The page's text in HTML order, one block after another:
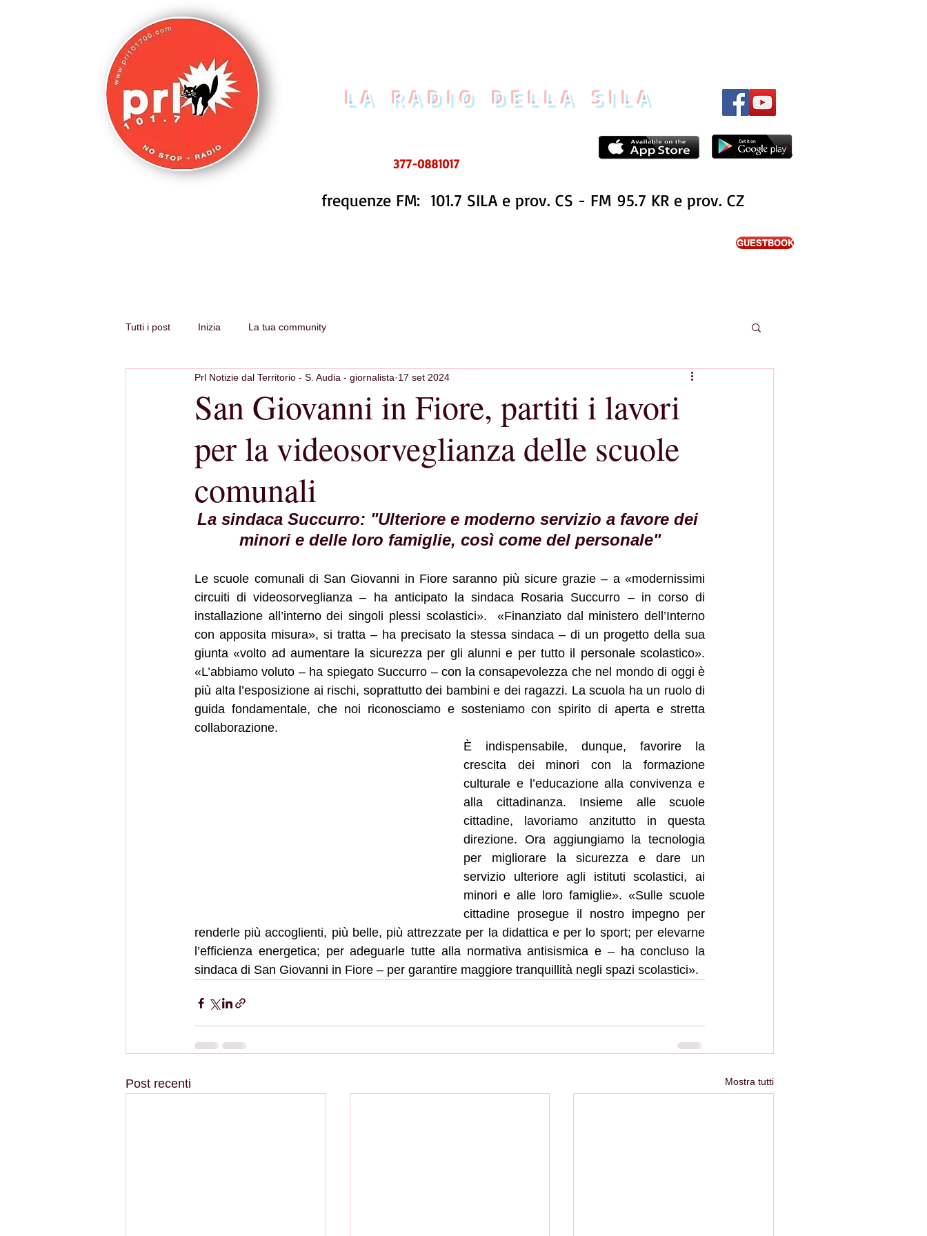
LA RADIO DELLA SILA
377-0881017
frequenze FM: 101.7 SILA e prov. CS - FM 95.7 KR e prov. CZ
GUESTBOOK
Tutti i post Inizia La tua community
San Giovanni in Fiore, partiti i lavori
per la videosorveglianza delle scuole
comunali
Prl Notizie dal Territorio - S. Audia - giornalista 17 set 2024
La sindaca Succurro: "Ulteriore e moderno servizio a favore dei
minori e delle loro famiglie, così come del personale"
Le scuole comunali di San Giovanni in Fiore saranno più sicure grazie – a «modernissimi
circuiti di videosorveglianza – ha anticipato la sindaca Rosaria Succurro – in corso di
installazione all’interno dei singoli plessi scolastici».  «Finanziato dal ministero dell’Interno
con apposita misura», si tratta – ha precisato la stessa sindaca – di un progetto della sua
giunta «volto ad aumentare la sicurezza per gli alunni e per tutto il personale scolastico».
«L’abbiamo voluto – ha spiegato Succurro – con la consapevolezza che nel mondo di oggi è
più alta l’esposizione ai rischi, soprattutto dei bambini e dei ragazzi. La scuola ha un ruolo di
guida fondamentale, che noi riconosciamo e sosteniamo con spirito di aperta e stretta
collaborazione.
È indispensabile, dunque, favorire la
crescita dei minori con la formazione
culturale e l’educazione alla convivenza e
alla cittadinanza. Insieme alle scuole
cittadine, lavoriamo anzitutto in questa
direzione. Ora aggiungiamo la tecnologia
per migliorare la sicurezza e dare un
servizio ulteriore agli istituti scolastici, ai
minori e alle loro famiglie». «Sulle scuole
cittadine prosegue il nostro impegno per
renderle più accoglienti, più belle, più attrezzate per la didattica e per lo sport; per elevarne
l’efficienza energetica; per adeguarle tutte alla normativa antisismica e – ha concluso la
sindaca di San Giovanni in Fiore – per garantire maggiore tranquillità negli spazi scolastici».
Post recenti Mostra tutti